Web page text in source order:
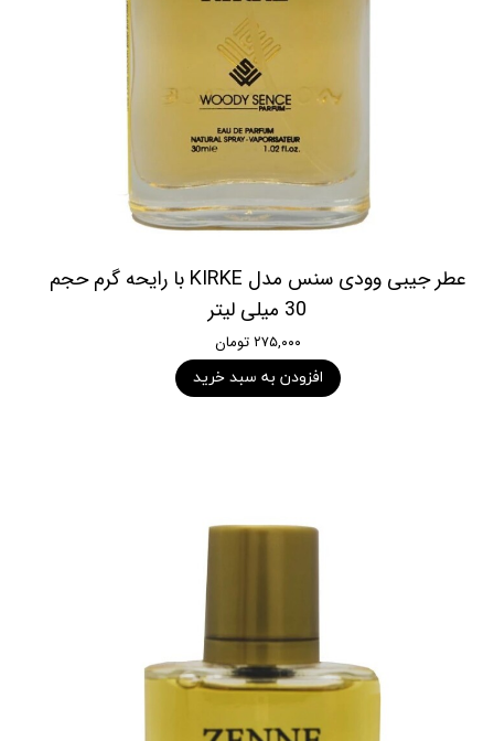
عطر جیبی وودی سنس مدل KIRKE با رایحه گرم حجم
30 میلی لیتر
۲۷۵,۰۰۰ تومان
افزودن به سبد خرید